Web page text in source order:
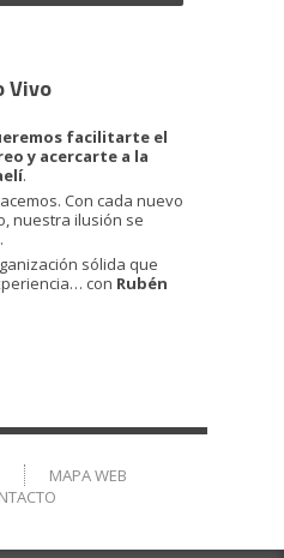
Vivo
facilitarte el
y acercarte a la
.
Con cada nuevo
nuestra ilusión se
sólida que
con Rubén
MAPA WEB